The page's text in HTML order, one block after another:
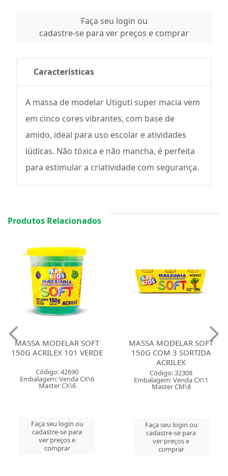
Faça seu login ou
cadastre-se para ver preços e comprar
Características
A massa de modelar Utiguti super macia vem
em cinco cores vibrantes, com base de
amido, ideal para uso escolar e atividades
lúdicas. Não tóxica e não mancha, é perfeita
para estimular a criatividade com segurança.
Produtos Relacionados
MASSA MODELAR SOFT
150G ACRILEX 101 VERDE
Código: 42690
Embalagem: Venda CX\6
Master CX\6
Faça seu login ou
cadastre-se para
ver preços e
comprar
MASSA MODELAR SOFT
150G COM 3 SORTIDA
ACRILEX
Código: 32308
Embalagem: Venda CX\1
Master CM\8
Faça seu login ou
cadastre-se para
ver preços e
comprar